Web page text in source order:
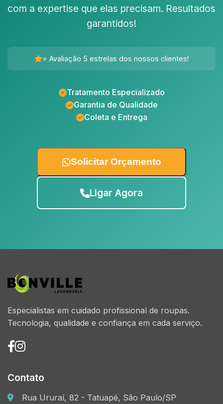
com a expertise que elas precisam. Resultados
garantidos!
⭐ Avaliação 5 estrelas dos nossos clientes!
Tratamento Especializado
Garantia de Qualidade
Coleta e Entrega
Solicitar Orçamento
Ligar Agora
Especialistas em cuidado profissional de roupas.
Tecnologia, qualidade e confiança em cada serviço.
Contato
Rua Ururaí, 82 - Tatuapé, São Paulo/SP